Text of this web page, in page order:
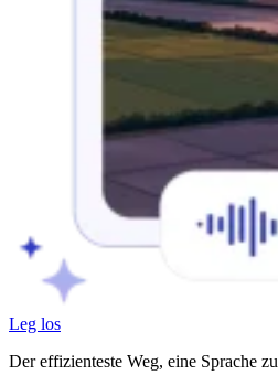
Leg los
Der effizienteste Weg, eine Sprache